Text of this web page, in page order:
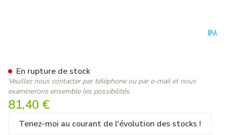
81,40 €
Tenez-moi au courant de l'évolution des stocks !
En rupture de stock
Veuillez nous contacter par téléphone ou par e-mail et nous
examinerons ensemble les possibilités.